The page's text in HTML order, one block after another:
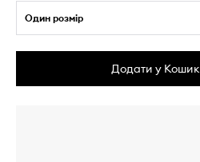
Один розмір
Додати у Кошик